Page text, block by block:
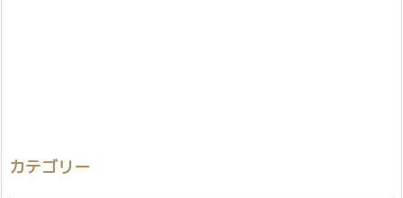
カテゴリー